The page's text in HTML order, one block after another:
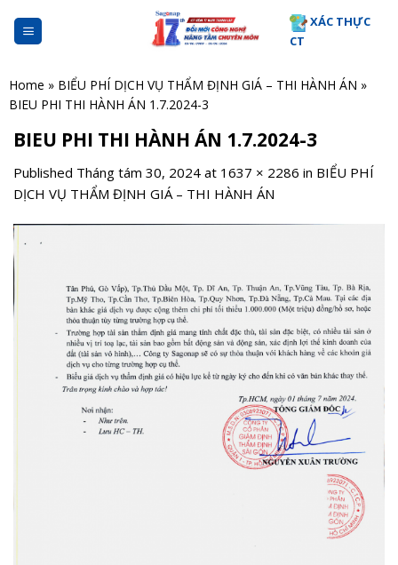
XÁC THỰC
CT
Home » BIỂU PHÍ DỊCH VỤ THẨM ĐỊNH GIÁ – THI HÀNH ÁN »
BIEU PHI THI HÀNH ÁN 1.7.2024-3
BIEU PHI THI HÀNH ÁN 1.7.2024-3
Published Tháng tám 30, 2024 at 1637 × 2286 in BIỂU PHÍ
DỊCH VỤ THẨM ĐỊNH GIÁ – THI HÀNH ÁN